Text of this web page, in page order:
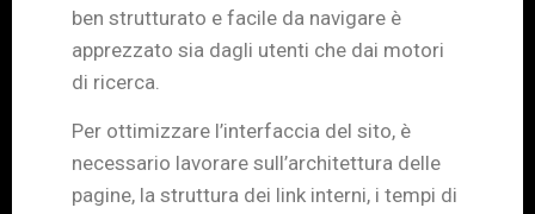
ben strutturato e facile da navigare è
apprezzato sia dagli utenti che dai motori
di ricerca.
Per ottimizzare l’interfaccia del sito, è
necessario lavorare sull’architettura delle
pagine, la struttura dei link interni, i tempi di